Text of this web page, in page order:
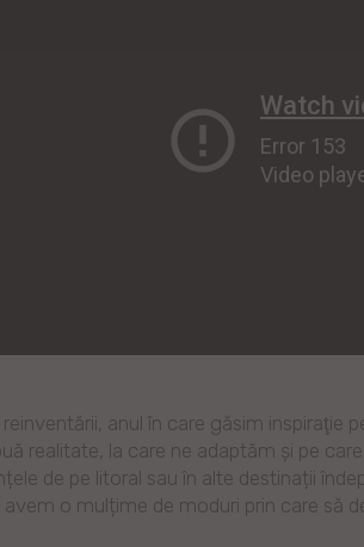
reinventării, anul în care găsim
realitate, la care ne adaptăm și pe
de pe litoral sau în alte destinații
o mulțime de moduri prin care să